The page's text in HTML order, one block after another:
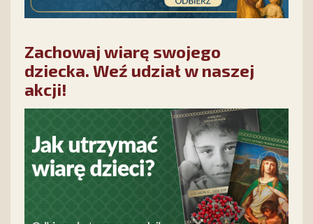
Zachowaj wiarę swojego
dziecka. Weź udział w naszej
akcji!